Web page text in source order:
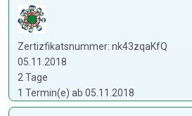
Zertizfikatsnummer: nk43zqaKfQ
05.11.2018
2 Tage
1 Termin(e) ab 05.11.2018